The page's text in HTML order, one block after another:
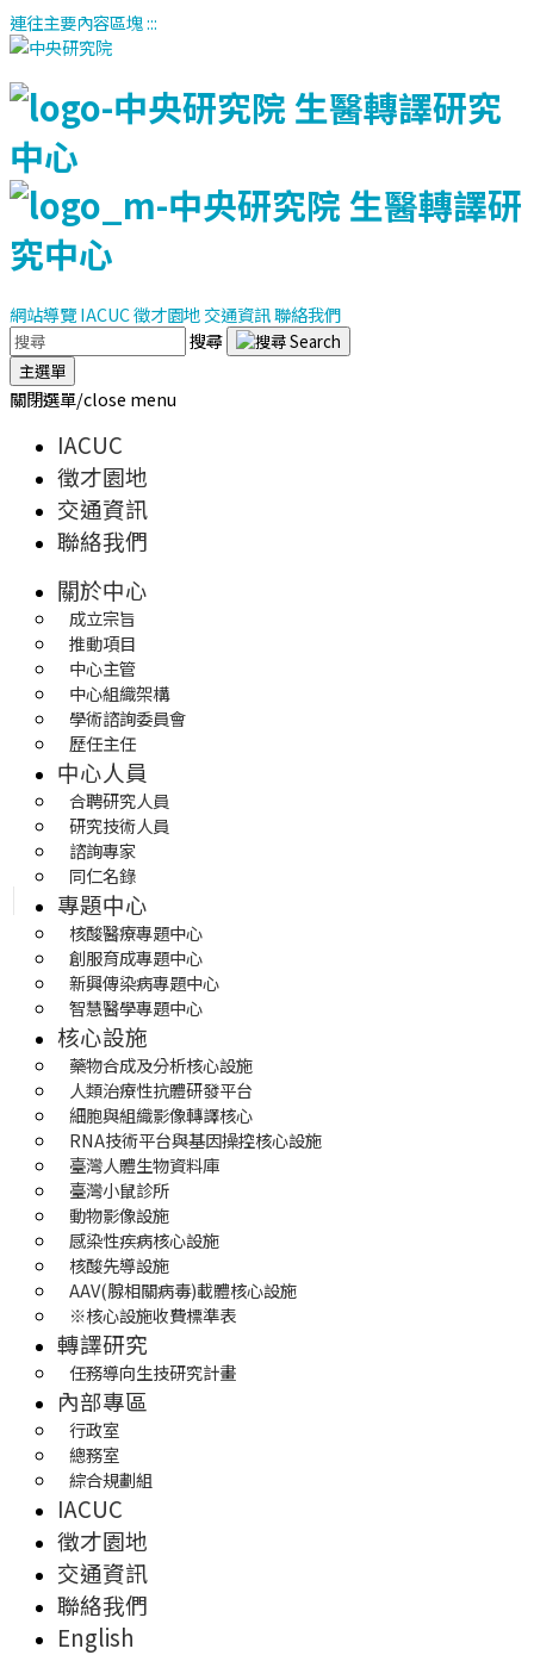
連往主要內容區塊:::
網站導覽IACUC徵才園地交通資訊聯絡我們
搜尋
主選單
關閉選單/close menu
IACUC
徵才園地
交通資訊
聯絡我們
關於中心
成立宗旨
推動項目
中心主管
中心組織架構
學術諮詢委員會
歷任主任
中心人員
合聘研究人員
研究技術人員
諮詢專家
同仁名錄
專題中心
核酸醫療專題中心
創服育成專題中心
新興傳染病專題中心
智慧醫學專題中心
核心設施
藥物合成及分析核心設施
人類治療性抗體研發平台
細胞與組織影像轉譯核心
RNA技術平台與基因操控核心設施
臺灣人體生物資料庫
臺灣小鼠診所
動物影像設施
感染性疾病核心設施
核酸先導設施
AAV(腺相關病毒)載體核心設施
※核心設施收費標準表
轉譯研究
任務導向生技研究計畫
內部專區
行政室
總務室
綜合規劃組
IACUC
徵才園地
交通資訊
聯絡我們
English